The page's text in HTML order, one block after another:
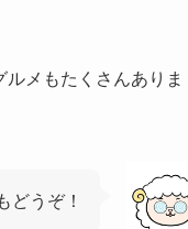
メもたくさんありま
どうぞ！